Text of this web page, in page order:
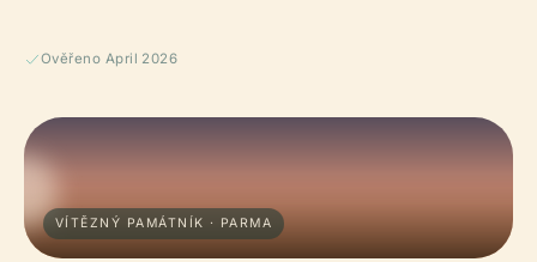
Ověřeno April 2026
VÍTĚZNÝ PAMÁTNÍK · PARMA